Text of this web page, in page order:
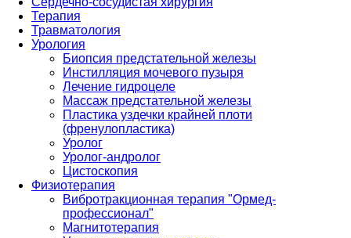
Терапия
Травматология
Урология
Биопсия предстательной железы
Инстилляция мочевого пузыря
Лечение гидроцеле
Массаж предстательной железы
Пластика уздечки крайней плоти
(френулопластика)
Уролог
Уролог-андролог
Цистоскопия
Физиотерапия
Вибротракционная терапия "Ормед-
профессионал"
Магнитотерапия